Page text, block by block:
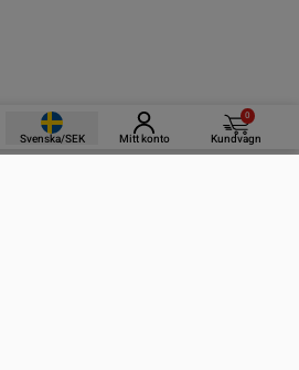
Svenska/SEK Mitt konto
0
Kundvagn